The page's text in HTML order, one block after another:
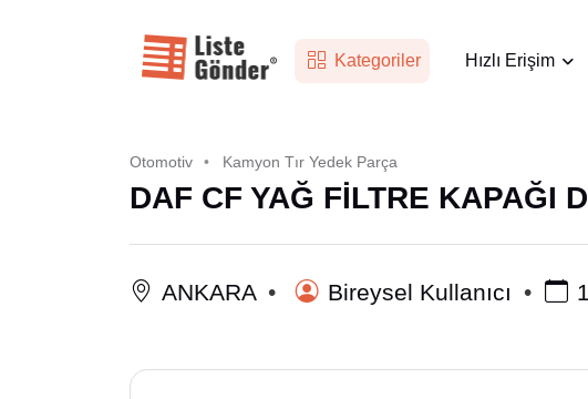
Kategoriler Hızlı Erişim
Otomotiv Kamyon Tır Yedek Parça
DAF CF YAĞ FİLTRE KAPAĞI
ANKARA Bireysel Kullanıcı